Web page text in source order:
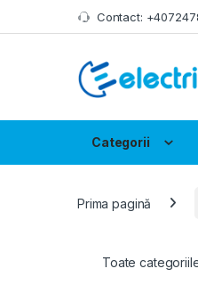
Skip to navigation
Skip to content Contact:
Categorii
Prima pagină
Toate